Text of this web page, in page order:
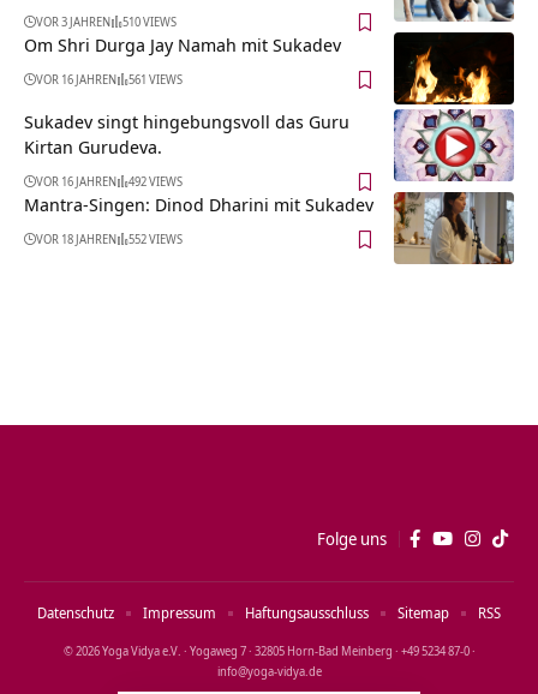
VOR 3 JAHREN 510 VIEWS
Om Shri Durga Jay Namah mit Sukadev
VOR 16 JAHREN 561 VIEWS
Sukadev singt hingebungsvoll das Guru
Kirtan Gurudeva.
VOR 16 JAHREN 492 VIEWS
Mantra-Singen: Dinod Dharini mit Sukadev
VOR 18 JAHREN 552 VIEWS
Folge uns
© 2026 Yoga Vidya e.V. · Yogaweg 7 · 32805 Horn‑Bad Meinberg · +49 5234 87‑0 ·
info@yoga‑vidya.de
Datenschutz Impressum Haftungsausschluss Sitemap RSS